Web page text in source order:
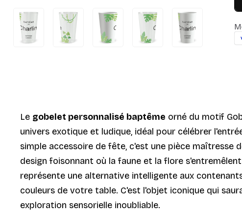
Le gobelet personnalisé baptême orné du motif
univers exotique et ludique, idéal pour célébrer
simple accessoire de fête, c'est une pièce maîtresse
design foisonnant où la faune et la flore
représente une alternative intelligente aux
couleurs de votre table. C'est l'objet iconique qui
exploration sensorielle inoubliable.